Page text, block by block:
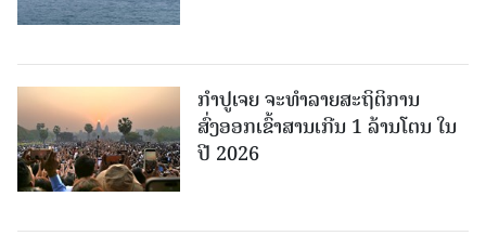
ກຳປູເຈຍ ຈະທຳລາຍສະຖິຕິການ
ສົ່ງອອກເຂົ້າສານເກີນ 1 ລ້ານໂຕນ ໃນ
ປີ 2026